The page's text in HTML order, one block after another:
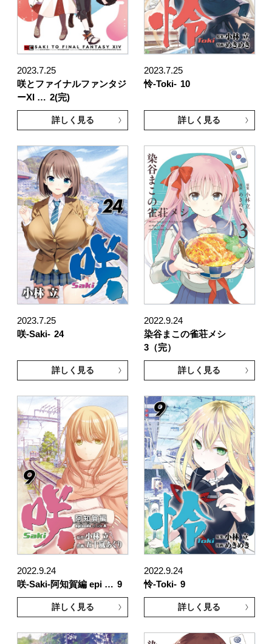
2023.7.25
咲とファイナルファンタジ
ーXI … 2(完)
詳しく見る
2023.7.25
怜-Toki- 10
詳しく見る
2023.7.25
咲-Saki- 24
詳しく見る
2022.9.24
染谷まこの雀荘メシ
3（完）
詳しく見る
2022.9.24
咲-Saki-阿知賀編 epi … 9
詳しく見る
2022.9.24
怜-Toki- 9
詳しく見る